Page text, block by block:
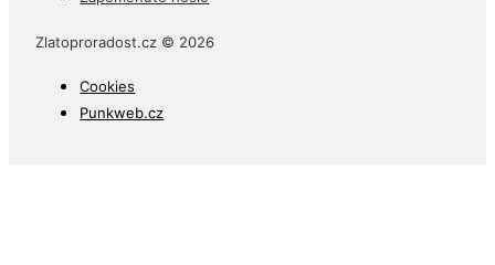
Zlatoproradost.cz © 2026
Cookies
Punkweb.cz